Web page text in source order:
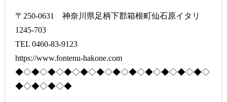
〒250-0631 神奈川県足柄下郡箱根町仙石原イタリ
1245-703
TEL 0460-83-9123
https://www.fontenu-hakone.com
◆◇◆◇◆◇◆◇◆◇◆◇◆◇◆◇◆◇◆◇◆◇◆◇
◆◇◆◇◆◇◆